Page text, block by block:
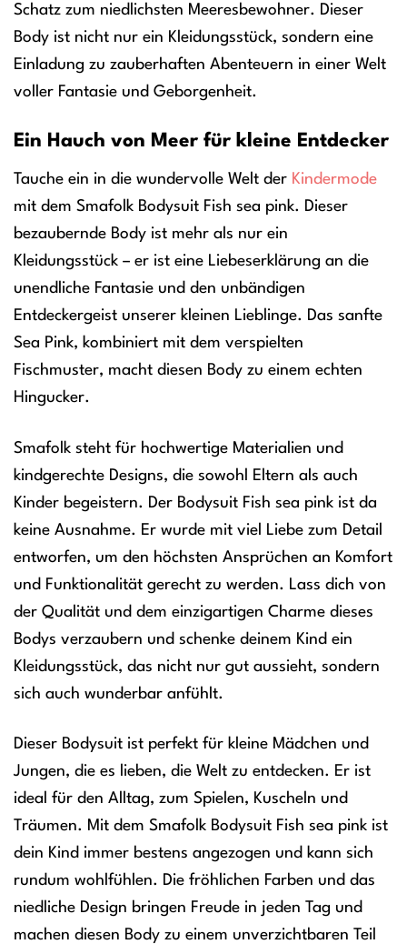
Schatz zum niedlichsten Meeresbewohner. Dieser
Body ist nicht nur ein Kleidungsstück, sondern eine
Einladung zu zauberhaften Abenteuern in einer Welt
voller Fantasie und Geborgenheit.
Ein Hauch von Meer für kleine Entdecker
Tauche ein in die wundervolle Welt der Kindermode
mit dem Smafolk Bodysuit Fish sea pink. Dieser
bezaubernde Body ist mehr als nur ein
Kleidungsstück – er ist eine Liebeserklärung an die
unendliche Fantasie und den unbändigen
Entdeckergeist unserer kleinen Lieblinge. Das sanfte
Sea Pink, kombiniert mit dem verspielten
Fischmuster, macht diesen Body zu einem echten
Hingucker.
Smafolk steht für hochwertige Materialien und
kindgerechte Designs, die sowohl Eltern als auch
Kinder begeistern. Der Bodysuit Fish sea pink ist da
keine Ausnahme. Er wurde mit viel Liebe zum Detail
entworfen, um den höchsten Ansprüchen an Komfort
und Funktionalität gerecht zu werden. Lass dich von
der Qualität und dem einzigartigen Charme dieses
Bodys verzaubern und schenke deinem Kind ein
Kleidungsstück, das nicht nur gut aussieht, sondern
sich auch wunderbar anfühlt.
Dieser Bodysuit ist perfekt für kleine Mädchen und
Jungen, die es lieben, die Welt zu entdecken. Er ist
ideal für den Alltag, zum Spielen, Kuscheln und
Träumen. Mit dem Smafolk Bodysuit Fish sea pink ist
dein Kind immer bestens angezogen und kann sich
rundum wohlfühlen. Die fröhlichen Farben und das
niedliche Design bringen Freude in jeden Tag und
machen diesen Body zu einem unverzichtbaren Teil